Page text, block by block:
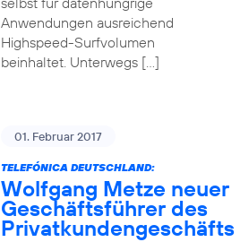
Anwendungen ausreichend
Highspeed-Surfvolumen
beinhaltet. Unterwegs […]
01. Februar 2017
TELEFÓNICA DEUTSCHLAND:
Wolfgang Metze neuer
Geschäftsführer des
Privatkundengeschäfts